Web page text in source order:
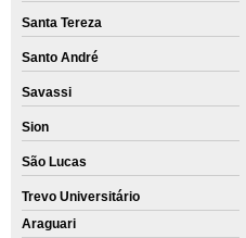
Santa Tereza
Santo André
Savassi
Sion
São Lucas
Trevo Universitário
Araguari